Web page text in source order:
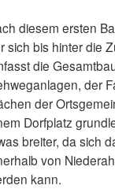
diesem ersten
sich bis hinter die
die
der
der
Dorfplatz
breiter, da sich
von
kann.